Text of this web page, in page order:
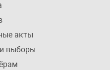
акты
выборы